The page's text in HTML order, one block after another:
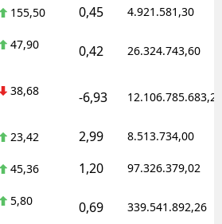
155,50 0,45 4.921.581,30
47,90 0,42 26.324.743,60
38,68 -6,93 12.106.785.683,20
23,42 2,99 8.513.734,00
45,36 1,20 97.326.379,02
5,80 0,69 339.541.892,26